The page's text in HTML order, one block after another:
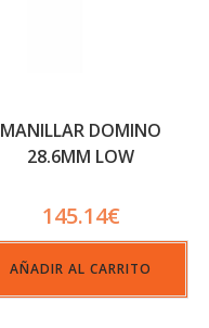
MANILLAR DOMINO
28.6MM LOW
145.14€
AÑADIR AL CARRITO